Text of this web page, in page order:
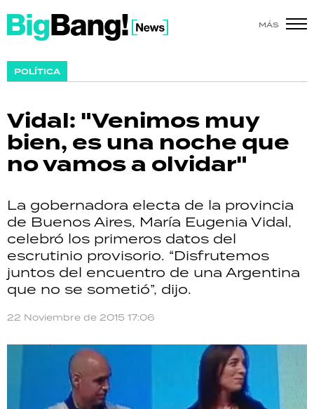
MÁS
POLÍTICA
Vidal: "Venimos muy
bien, es una noche que
no vamos a olvidar"
La gobernadora electa de la provincia
de Buenos Aires, María Eugenia Vidal,
celebró los primeros datos del
escrutinio provisorio. “Disfrutemos
juntos del encuentro de una Argentina
que no se sometió”, dijo.
22 Noviembre de 2015 17:06
SHOW
ACTUALIDAD
POLICIALES
ECONOMÍA
GRAN HERMANO
SALUD
DEPORTES
RECETAS